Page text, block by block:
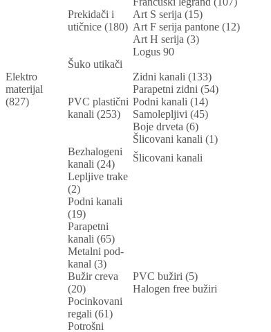
Elektro
materijal
(827)
Prekidači i
utičnice (180)
Art S serija (15)
Art F serija pantone (12)
Art H serija (3)
Logus 90
Šuko utikači
PVC plastični
kanali (253)
Zidni kanali (133)
Parapetni zidni (54)
Podni kanali (14)
Samolepljivi (45)
Boje drveta (6)
Šlicovani kanali (1)
Bezhalogeni
kanali (24)
Šlicovani kanali
Lepljive trake
(2)
Podni kanali
(19)
Parapetni
kanali (65)
Metalni pod-
kanal (3)
Bužir creva
(20)
PVC bužiri (5)
Halogen free bužiri
Pocinkovani
regali (61)
Potrošni